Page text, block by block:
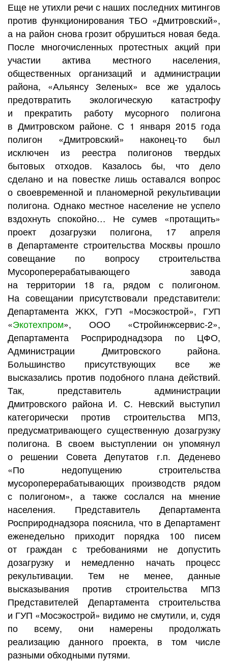
Еще не утихли речи с наших последних митингов
против функционирования ТБО «Дмитровский»,
а на район снова грозит обрушиться новая беда.
После многочисленных протестных акций при
участии актива местного населения,
общественных организаций и администрации
района, «Альянсу Зеленых» все же удалось
предотвратить экологическую катастрофу
и прекратить работу мусорного полигона
в Дмитровском районе. С 1 января 2015 года
полигон «Дмитровский» наконец-то был
исключен из реестра полигонов твердых
бытовых отходов. Казалось бы, что дело
сделано и на повестке лишь оставался вопрос
о своевременной и планомерной рекультивации
полигона. Однако местное население не успело
вздохнуть спокойно… Не сумев «протащить»
проект дозагрузки полигона, 17 апреля
в Департаменте строительства Москвы прошло
совещание по вопросу строительства
Мусороперерабатывающего завода
на территории 18 га, рядом с полигоном.
На совещании присутствовали представители:
Департамента ЖКХ, ГУП «Мосэкострой», ГУП
«Экотехпром», ООО «Стройинжсервис-2»,
Департамента Росприроднадзора по ЦФО,
Администрации Дмитровского района.
Большинство присутствующих все же
высказались против подобного плана действий.
Так, представитель администрации
Дмитровского района И. С. Невский выступил
категорически против строительства МПЗ,
предусматривающего существенную дозагрузку
полигона. В своем выступлении он упомянул
о решении Совета Депутатов г.п. Деденево
«По недопущению строительства
мусороперерабатывающих производств рядом
с полигоном», а также сослался на мнение
населения. Представитель Департамента
Росприроднадзора пояснила, что в Департамент
еженедельно приходит порядка 100 писем
от граждан с требованиями не допустить
дозагрузку и немедленно начать процесс
рекультивации. Тем не менее, данные
высказывания против строительства МПЗ
Представителей Департамента строительства
и ГУП «Мосэкострой» видимо не смутили, и, судя
по всему, они намерены продолжать
реализацию данного проекта, в том числе
разными обходными путями.